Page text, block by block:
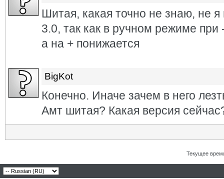
Шитая, какая точно не знаю, не
3.0, так как в ручном режиме при
а на + понижается
BigKot
Конечно. Иначе зачем в него
Амт шитая? Какая версия
Текущее